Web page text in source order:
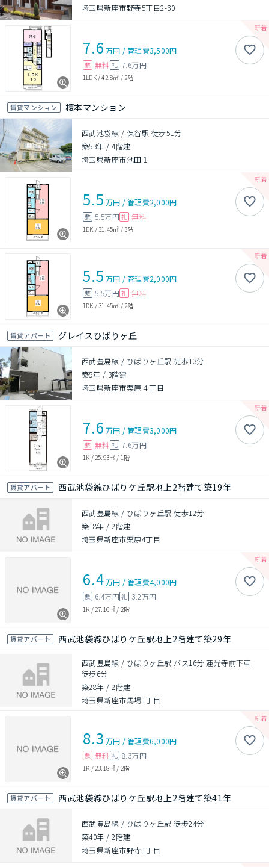
埼玉県新座市野寺5丁目2-30
7.6 万円 /管理費3,500円
敷 無料 礼 7.6万円
1LDK/42.8㎡ / 2階
賃貸マンション 榎本マンション
西武池袋線 / 保谷駅 徒歩51分
築53年 /4階建
埼玉県新座市池田１
5.5 万円 /管理費2,000円
敷 5.5万円 礼 無料
1DK /31.45㎡ /3階
5.5 万円 /管理費2,000円
敷 5.5万円 礼 無料
1DK /31.45㎡ / 2階
賃貸アパート グレイスひばりヶ丘
西武豊島線 / ひばりヶ丘駅 徒歩13分
築5年 / 3階建
埼玉県新座市栗原４丁目
7.6 万円 /管理費3,000円
敷 無料 礼 7.6万円
1K / 25.93㎡ / 1階
賃貸アパート 西武池袋線ひばりケ丘駅地上2階建て築19年
西武豊島線 / ひばりヶ丘駅 徒歩12分
築18年 /2階建
埼玉県新座市栗原4丁目
6.4万円 /管理費4,000円
敷 6.4万円礼 3.2万円
1K / 27.16㎡ / 2階
賃貸アパート 西武池袋線ひばりケ丘駅地上2階建て築29年
西武豊島線 / ひばりヶ丘駅 バス16分 蓮光寺前下車
徒歩6分
築28年 /2階建
埼玉県新座市馬場1丁目
8.3 万円 /管理費6,000円
敷 無料 礼 8.3万円
1K / 23.18㎡ / 2階
賃貸アパート 西武池袋線ひばりケ丘駅地上2階建て築41年
西武豊島線 / ひばりヶ丘駅 徒歩24分
築40年 /2階建
埼玉県新座市野寺1丁目